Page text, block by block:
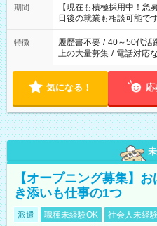
たくない」 など、ご希望を教え
の方へ 今ご覧のお仕事で
の勤務時間。 合計で週
期間
【現在も積極採用中！
日後の就業も相談可能で
特徴 履歴書不要 / 40～50代活
上の大量募集 / 電話対応
気になる！ 応
【オープニング募集】
き添いも仕事の1つ
派遣 職種未経験OK 社会人未経